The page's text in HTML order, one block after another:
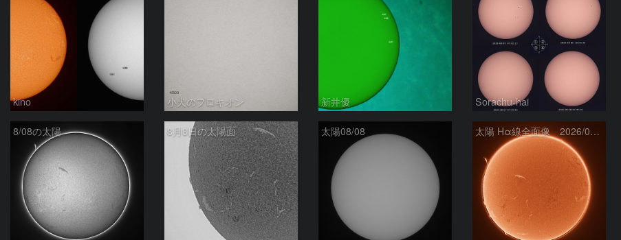
kino 小犬のプロキオン 新井優 Sorachu-hai
8/08の太陽 8月8日の太陽面 太陽08/08 太陽 Hα線全面像 2026/08/08